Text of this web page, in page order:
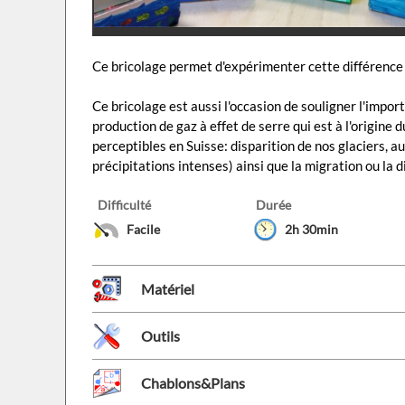
Ce bricolage permet d'expérimenter cette
Ce bricolage est aussi l'occasion de souligner
production de gaz à effet de serre qui est à l'origine
perceptibles en Suisse: disparition de nos glaciers,
précipitations intenses) ainsi que la migration ou la
Difficulté
Facile
Durée
2h 30min
Matériel
Outils
Chablons&Plans